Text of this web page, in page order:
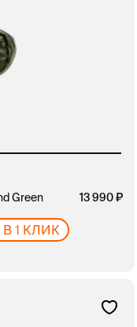
Green
13 990
1 КЛИК